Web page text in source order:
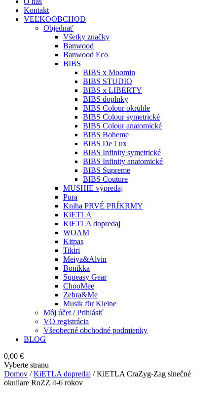
Kontakt
VEĽKOOBCHOD
Objednať
Všetky značky
Banwood
Banwood Eco
BIBS
BIBS x Moomin
BIBS STUDIO
BIBS x LIBERTY
BIBS doplnky
BIBS Colour okrúhle
BIBS Colour symetrické
BIBS Colour anatomické
BIBS Boheme
BIBS De Lux
BIBS Infinity symetrické
BIBS Infinity anatomické
BIBS Supreme
BIBS Couture
MUSHIE výpredaj
Pura
Kniha PRVÉ PRÍKRMY
KiETLA
KiETLA dopredaj
WOAM
Kitpas
Tikiri
Meiya&Alvin
Bonikka
Squeasy Gear
ChooMee
Zebra&Me
Musik für Kleine
Môj účet / Prihlásiť
VO registrácia
Všeobecné obchodné podmienky
BLOG
0,00 €
Vyberte stranu
Domov /KiETLA dopredaj / KiETLA CraZyg-Zag slnečné
okuliare RoZZ 4-6 rokov